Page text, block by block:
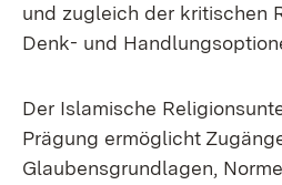
und zu­gleich der kri­ti­schen
Denk- und
Der Is­la­mi­sche
Prä­gung er­mög­licht
Glau­bens­grund­la­gen,